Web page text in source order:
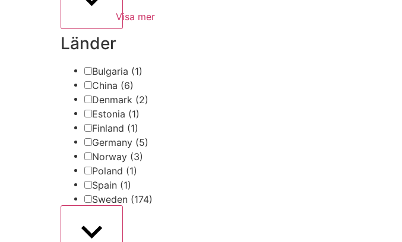
Visa mer
Länder
Bulgaria (1)
China (6)
Denmark (2)
Estonia (1)
Finland (1)
Germany (5)
Norway (3)
Poland (1)
Spain (1)
Sweden (174)